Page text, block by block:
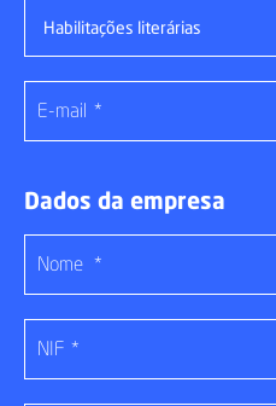
Habilitações literárias
Dados da empresa